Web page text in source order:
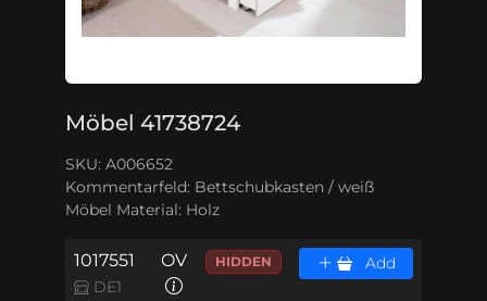
Möbel 41738724
SKU: A006652
Kommentarfeld: Bettschubkasten / weiß
Möbel Material: Holz
1017551
DE1
OV HIDDEN Add